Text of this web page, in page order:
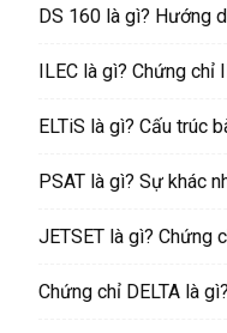
DS 160 là gì? Hướng
ILEC là gì? Chứng chỉ
ELTiS là gì? Cấu trúc
PSAT là gì? Sự khác
JETSET là gì? Chứng
Chứng chỉ DELTA là gì?